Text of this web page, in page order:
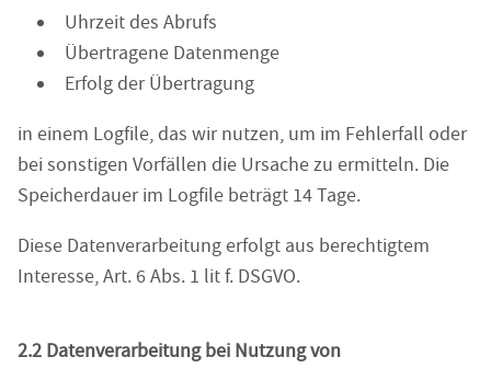
Uhrzeit des Abrufs
Übertragene Datenmenge
Erfolg der Übertragung
in einem Logfile, das wir nutzen, um im Fehlerfall oder
bei sonstigen Vorfällen die Ursache zu ermitteln. Die
Speicherdauer im Logfile beträgt 14 Tage.
Diese Datenverarbeitung erfolgt aus berechtigtem
Interesse, Art. 6 Abs. 1 lit f. DSGVO.
2.2 Datenverarbeitung bei Nutzung von